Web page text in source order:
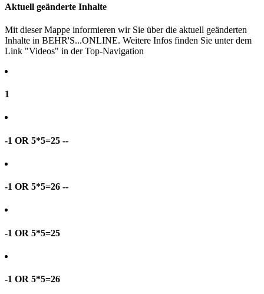
Aktuell geänderte Inhalte
Mit dieser Mappe informieren wir Sie über die aktuell geänderten
Inhalte in BEHR'S...ONLINE. Weitere Infos finden Sie unter dem
Link "Videos" in der Top-Navigation
1
-1 OR 5*5=25 --
-1 OR 5*5=26 --
-1 OR 5*5=25
-1 OR 5*5=26